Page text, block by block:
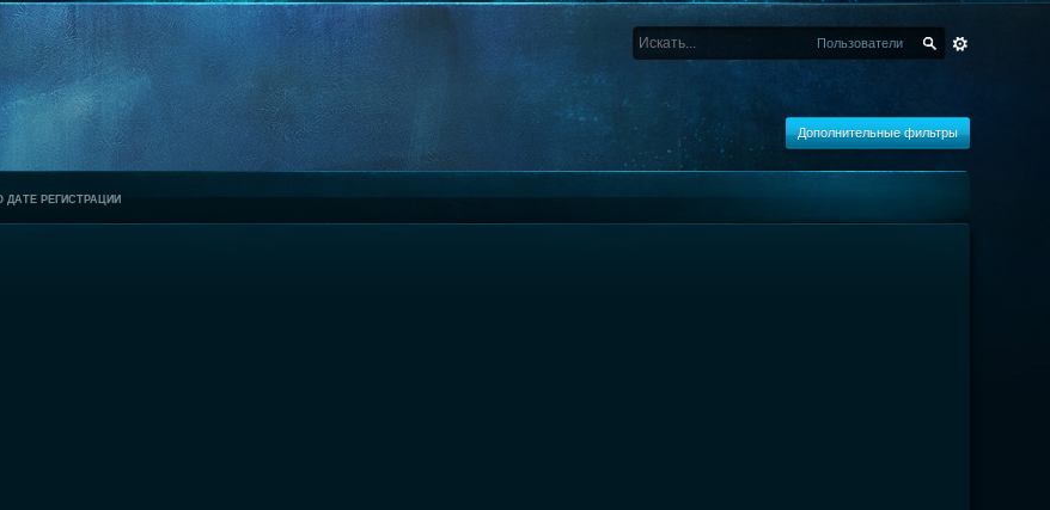
Пользователи
Дополнительные фильтры
ДАТЕ РЕГИСТРАЦИИ